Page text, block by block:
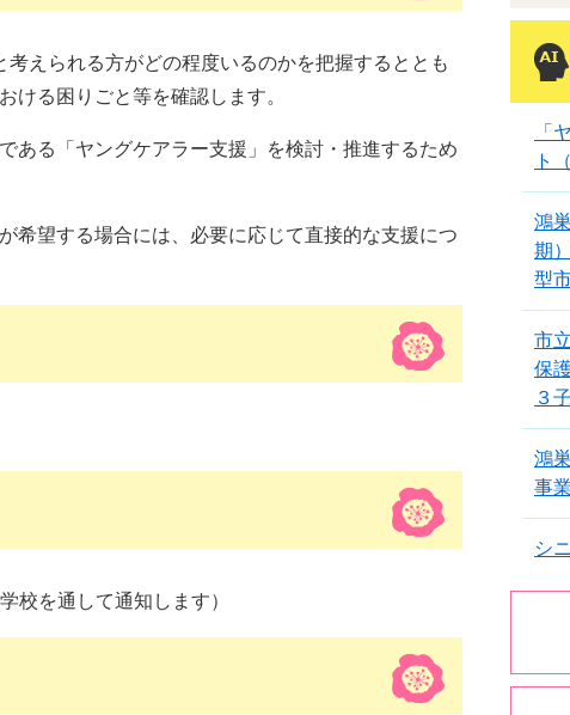
えられる方がどの程度いるのかを把握するととも
ける困りごと等を確認します。
ある「ヤングケアラー支援」を検討・推進するため
希望する場合には、必要に応じて直接的な支援につ
校を通して通知します）
「
ト
鴻
期
型
市
保
３
鴻
事
シ